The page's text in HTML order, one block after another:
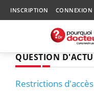
INSCRIPTION CONNEXION
QUESTION D'ACTU
Restrictions d'accès